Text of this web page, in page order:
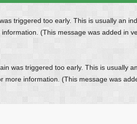
triggered too early. This is usually an
(This message was added in
was triggered too early. This is usually
more information. (This message was